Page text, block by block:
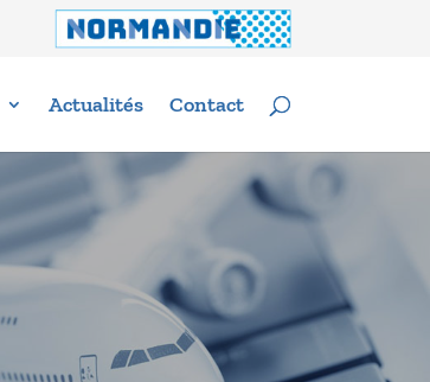
Actualités Contact